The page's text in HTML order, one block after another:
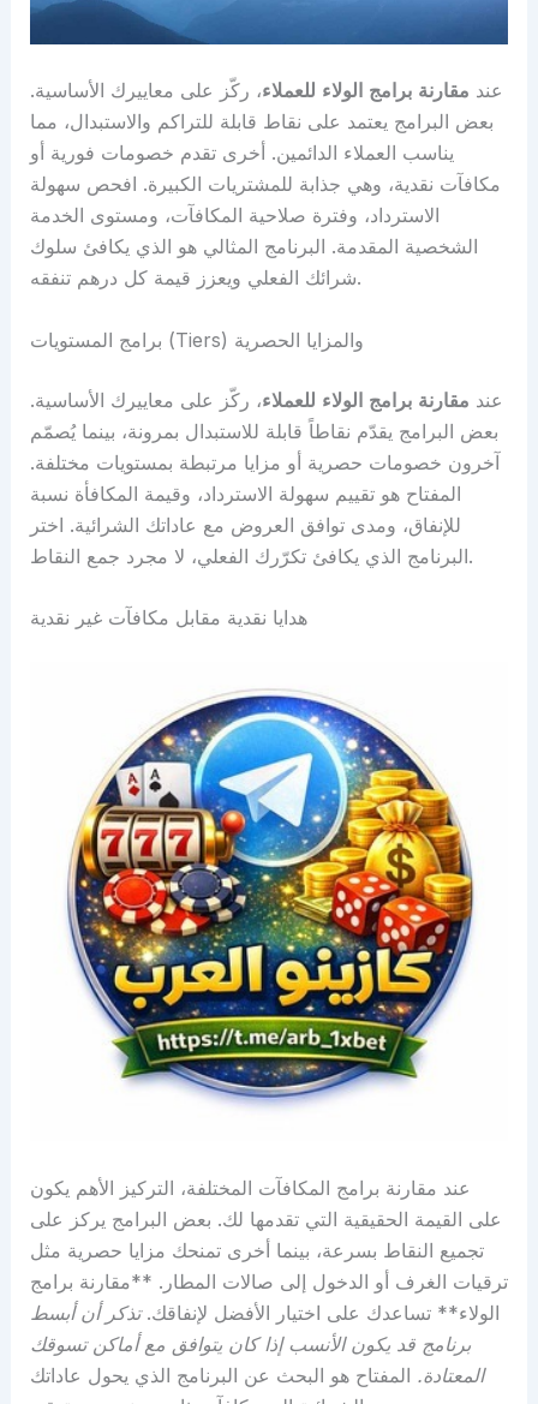
عند مقارنة برامج الولاء للعملاء، ركّز على معاييرك الأساسية.
بعض البرامج يعتمد على نقاط قابلة للتراكم والاستبدال، مما
يناسب العملاء الدائمين. أخرى تقدم خصومات فورية أو
مكافآت نقدية، وهي جذابة للمشتريات الكبيرة. افحص سهولة
الاسترداد، وفترة صلاحية المكافآت، ومستوى الخدمة
الشخصية المقدمة. البرنامج المثالي هو الذي يكافئ سلوك
شرائك الفعلي ويعزز قيمة كل درهم تنفقه.
برامج المستويات (Tiers) والمزايا الحصرية
عند مقارنة برامج الولاء للعملاء، ركّز على معاييرك الأساسية.
بعض البرامج يقدّم نقاطاً قابلة للاستبدال بمرونة، بينما يُصمّم
آخرون خصومات حصرية أو مزايا مرتبطة بمستويات مختلفة.
المفتاح هو تقييم سهولة الاسترداد، وقيمة المكافأة نسبة
للإنفاق، ومدى توافق العروض مع عاداتك الشرائية. اختر
البرنامج الذي يكافئ تكرّرك الفعلي، لا مجرد جمع النقاط.
هدايا نقدية مقابل مكافآت غير نقدية
عند مقارنة برامج المكافآت المختلفة، التركيز الأهم يكون
على القيمة الحقيقية التي تقدمها لك. بعض البرامج يركز على
تجميع النقاط بسرعة، بينما أخرى تمنحك مزايا حصرية مثل
ترقيات الغرف أو الدخول إلى صالات المطار. **مقارنة برامج
الولاء** تساعدك على اختيار الأفضل لإنفاقك.تذكر أن أبسط
برنامج قد يكون الأنسب إذا كان يتوافق مع أماكن تسوقك
المعتادة. المفتاح هو البحث عن البرنامج الذي يحول عاداتك